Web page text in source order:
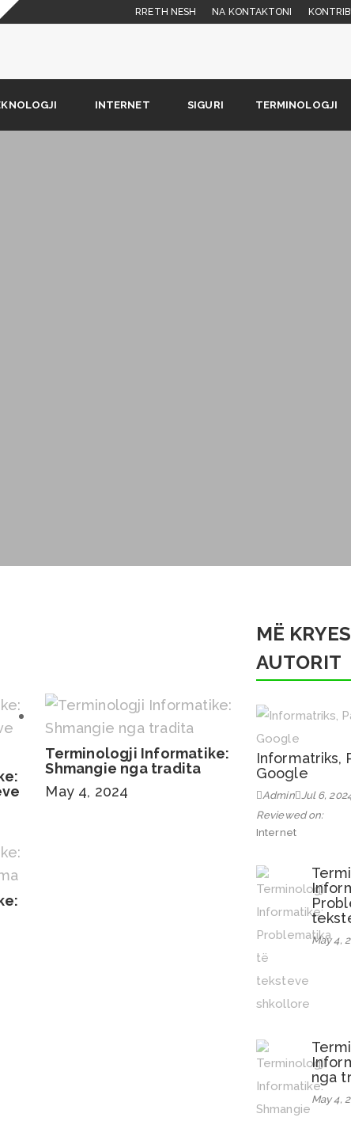
RRETH NESH NA KONTAKTONI
INTERNET SIGURI TERMINOLOGJI
Terminologji Informatike:
Shmangie nga tradita
May 4, 2024
MË
AUTORIT
Informatriks,
Google
Admin Jul 6,
Reviewed on:
Internet
May 4,
nga
May 4,